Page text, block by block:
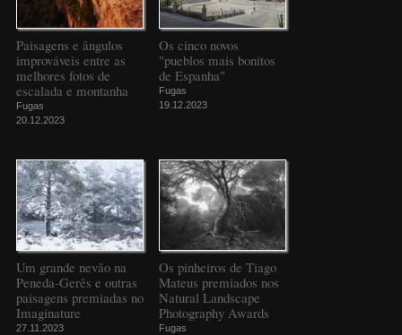
Paisagens e ângulos
improváveis entre as
melhores fotos de
escalada e montanha
Fugas
20.12.2023
Os cinco novos
"pueblos mais bonitos
de Espanha"
Fugas
19.12.2023
Um grande nevão na
Peneda-Gerês e outras
paisagens premiadas no
Imaginature
27.11.2023
Os pinheiros de Tiago
Mateus premiados nos
Natural Landscape
Photography Awards
Fugas